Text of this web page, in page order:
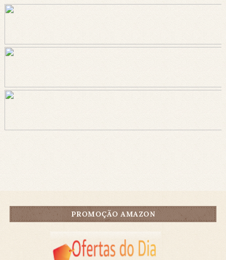
PROMOÇÃO AMAZON